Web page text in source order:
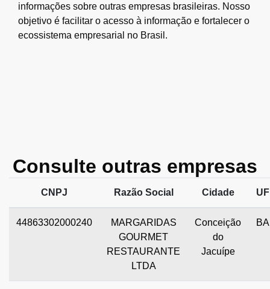
informações sobre outras empresas brasileiras. Nosso
objetivo é facilitar o acesso à informação e fortalecer o
ecossistema empresarial no Brasil.
Consulte outras empresas
CNPJ Razão Social Cidade UF
44863302000240
MARGARIDAS
GOURMET
RESTAURANTE
LTDA
Conceição
do
Jacuípe
BA